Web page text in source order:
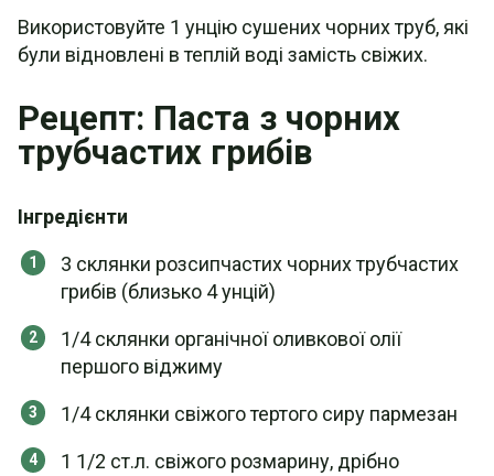
Використовуйте 1 унцію сушених чорних труб, які
були відновлені в теплій воді замість свіжих.
Рецепт: Паста з чорних
трубчастих грибів
Інгредієнти
3 склянки розсипчастих чорних трубчастих
грибів (близько 4 унцій)
1/4 склянки органічної оливкової олії
першого віджиму
1/4 склянки свіжого тертого сиру пармезан
1 1/2 ст.л. свіжого розмарину, дрібно